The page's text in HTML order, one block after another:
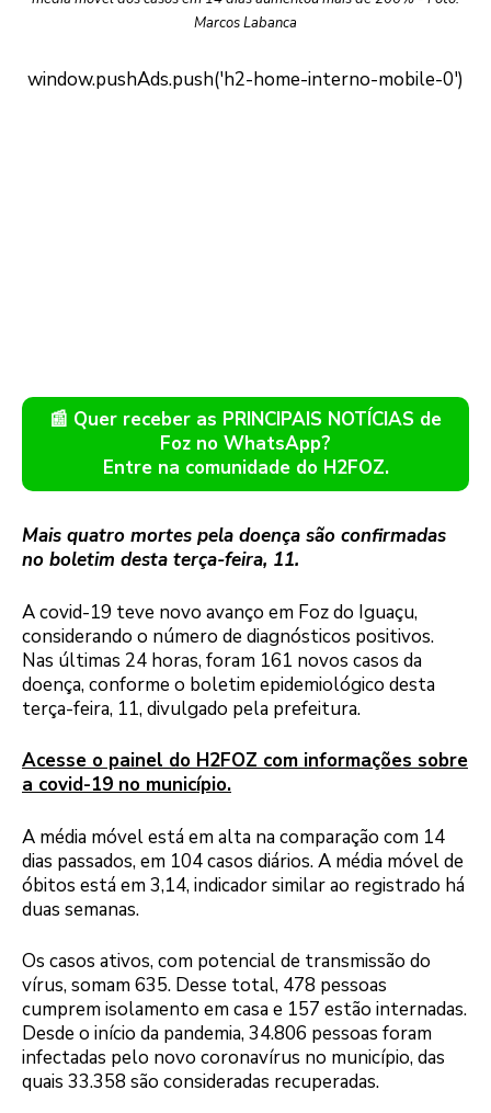
Marcos Labanca
📰 Quer receber as PRINCIPAIS NOTÍCIAS de
Foz no WhatsApp?
Entre na comunidade do H2FOZ.
Mais quatro mortes pela doença são confirmadas
no boletim desta terça-feira, 11.
A covid-19 teve novo avanço em Foz do Iguaçu,
considerando o número de diagnósticos positivos.
Nas últimas 24 horas, foram 161 novos casos da
doença, conforme o boletim epidemiológico desta
terça-feira, 11, divulgado pela prefeitura.
Acesse o painel do H2FOZ com informações sobre
a covid-19 no município.
A média móvel está em alta na comparação com 14
dias passados, em 104 casos diários. A média móvel de
óbitos está em 3,14, indicador similar ao registrado há
duas semanas.
Os casos ativos, com potencial de transmissão do
vírus, somam 635. Desse total, 478 pessoas
cumprem isolamento em casa e 157 estão internadas.
Desde o início da pandemia, 34.806 pessoas foram
infectadas pelo novo coronavírus no município, das
quais 33.358 são consideradas recuperadas.